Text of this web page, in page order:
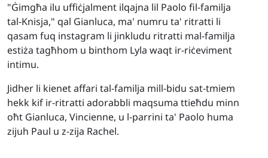
"Ġimgħa ilu uffiċjalment ilqajna lil Paolo fil-familja
tal-Knisja," qal Gianluca, ma' numru ta' ritratti li
qasam fuq instagram li jinkludu ritratti mal-familja
estiża tagħhom u binthom Lyla waqt ir-riċeviment
intimu.
Jidher li kienet affari tal-familja mill-bidu sat-tmiem
hekk kif ir-ritratti adorabbli maqsuma ttieħdu minn
oħt Gianluca, Vincienne, u l-parrini ta' Paolo huma
zijuh Paul u z-zija Rachel.